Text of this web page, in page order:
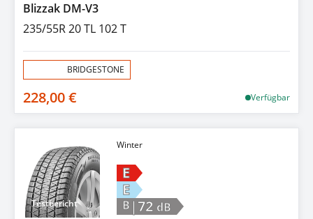
Blizzak DM-V3
235/55R 20 TL 102 T
BRIDGESTONE
228,00 € Verfügbar
Testbericht
Winter
E
E
B |72 dB